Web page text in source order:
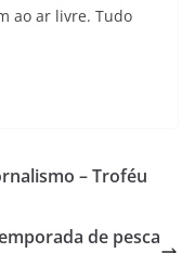
ao ar livre. Tudo
– Troféu
de pesca